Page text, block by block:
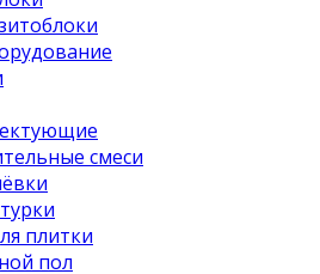
смеси
плитки
пол